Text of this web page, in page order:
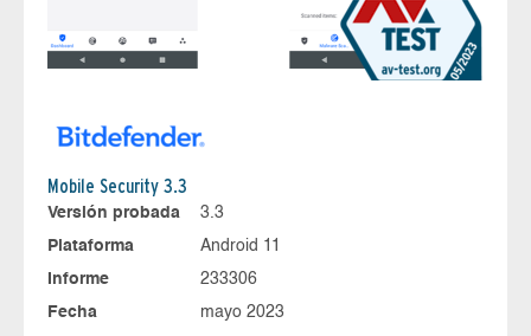
Mobile Security 3.3
Versión probada
3.3
Plataforma
Android 11
Informe
233306
Fecha
mayo 2023